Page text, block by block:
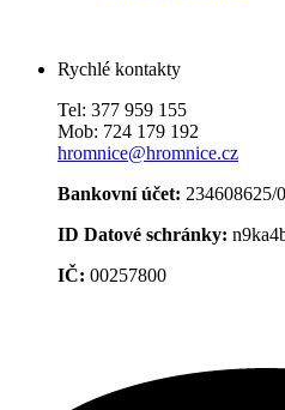
Rychlé kontakty
Tel: 377 959 155
Mob: 724 179 192
hromnice@hromnice.cz
Bankovní účet: 234608625/
ID Datové schránky:
IČ: 00257800